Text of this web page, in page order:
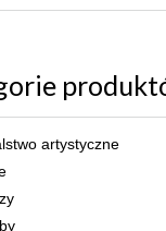
artystyczne